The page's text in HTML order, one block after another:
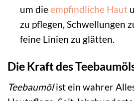
um dieempfindliche Haut
zu pflegen, Schwellungen
feine Linien zu glätten.
Die Kraft des
Teebaumölist ein wahrer